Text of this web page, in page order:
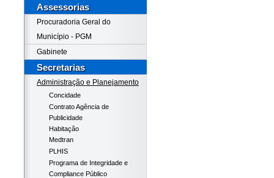
Assessorias
Procuradoria Geral do
Município - PGM
Gabinete
Secretarias
Administração e Planejamento
Concidade
Contrato Agência de
Publicidade
Habitação
Medtran
PLHIS
Programa de Integridade e
Compliance Público